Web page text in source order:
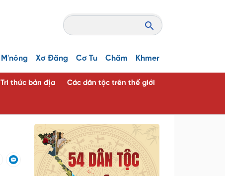
M'nông Xơ Đăng Cơ Tu Chăm Khmer
Tri thức bản địa Các dân tộc trên thế giới